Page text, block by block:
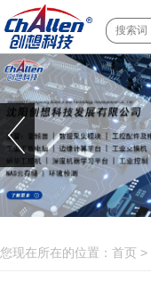
您现在所在的位置： 首页 >